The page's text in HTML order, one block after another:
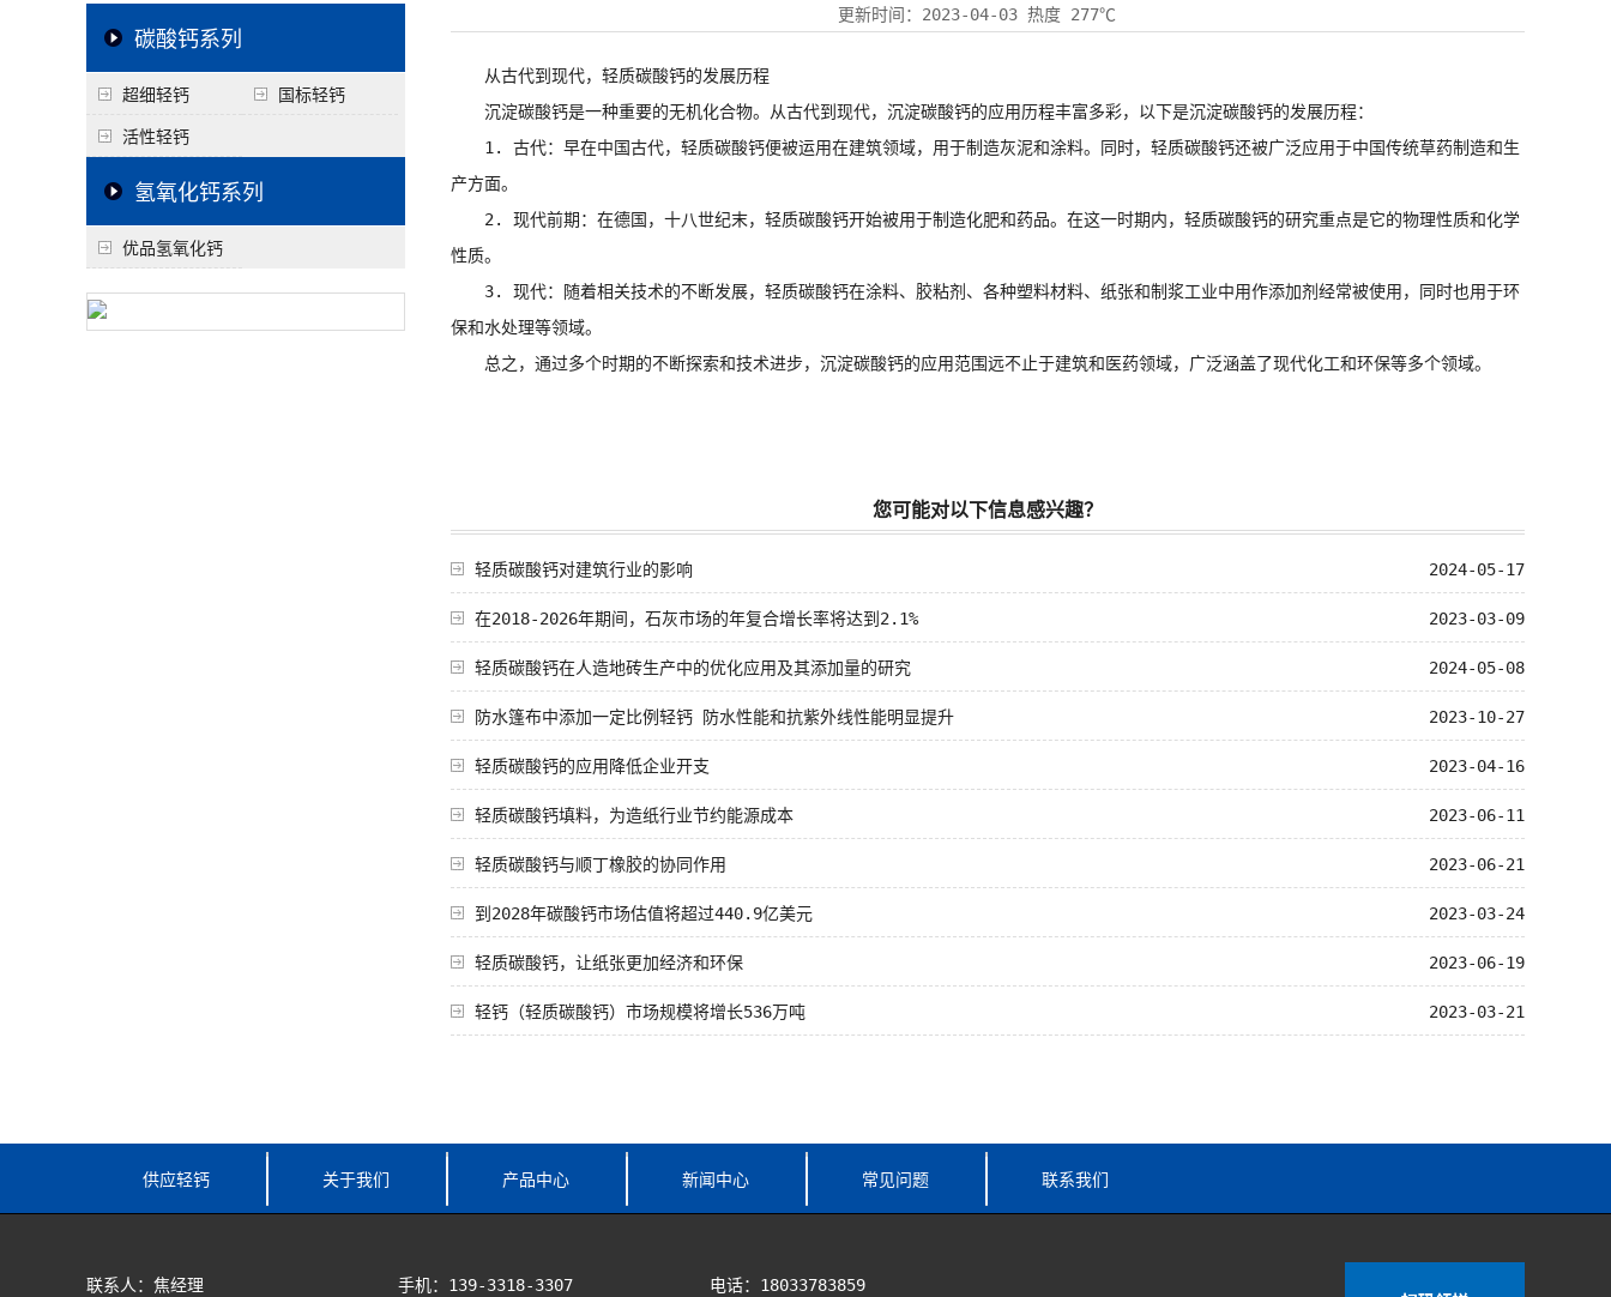
碳酸钙系列
超细轻钙
国标轻钙
活性轻钙
氢氧化钙系列
优品氢氧化钙
更新时间： 2023-04-03 热度 277℃
从古代到现代， 轻质碳酸钙的发展历程
沉淀碳酸钙是一种重要的无机化合物。从古代到现代，沉淀碳酸钙的应用历程丰富多彩，以下是沉淀碳酸钙的发展历程：
1. 古代：早在中国古代， 轻质碳酸钙便被运用在建筑领域，用于制造灰泥和涂料。同时， 轻质碳酸钙还被广泛应用于中国传统草药制造和生
产方面。
2. 现代前期：在德国，十八世纪末，轻质碳酸钙开始被用于制造化肥和药品。在这一时期内，轻质碳酸钙的研究重点是它的物理性质和化学
性质。
3. 现代：随着相关技术的不断发展，轻质碳酸钙在涂料、胶粘剂、各种塑料材料、纸张和制浆工业中用作添加剂经常被使用，同时也用于环
保和水处理等领域。
总之，通过多个时期的不断探索和技术进步，沉淀碳酸钙的应用范围远不止于建筑和医药领域，广泛涵盖了现代化工和环保等多个领域。
您可能对以下信息感兴趣？
2024-05-17
轻质碳酸钙对建筑行业的影响
2023-03-09
在2018-2026年期间，石灰市场的年复合增长率将达到2.1%
2024-05-08
轻质碳酸钙在人造地砖生产中的优化应用及其添加量的研究
2023-10-27
防水篷布中添加一定比例轻钙 防水性能和抗紫外线性能明显提升
2023-04-16
轻质碳酸钙的应用降低企业开支
2023-06-11
轻质碳酸钙填料，为造纸行业节约能源成本
2023-06-21
轻质碳酸钙与顺丁橡胶的协同作用
2023-03-24
到2028年碳酸钙市场估值将超过440.9亿美元
2023-06-19
轻质碳酸钙，让纸张更加经济和环保
2023-03-21
轻钙（轻质碳酸钙）市场规模将增长536万吨
供应轻钙 关于我们 产品中心 新闻中心 常见问题 联系我们
联系人：焦经理 手机：139-3318-3307 电话：18033783859